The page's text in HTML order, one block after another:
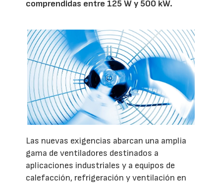
comprendidas entre 125 W y 500 kW.
Las nuevas exigencias abarcan una amplia
gama de ventiladores destinados a
aplicaciones industriales y a equipos de
calefacción, refrigeración y ventilación en